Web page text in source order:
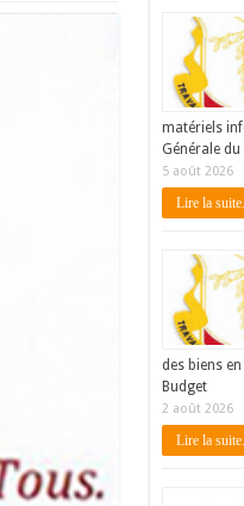
matériels
Générale du
5 août 2026
Lire la
des biens
Budget
2 août 2026
Lire la